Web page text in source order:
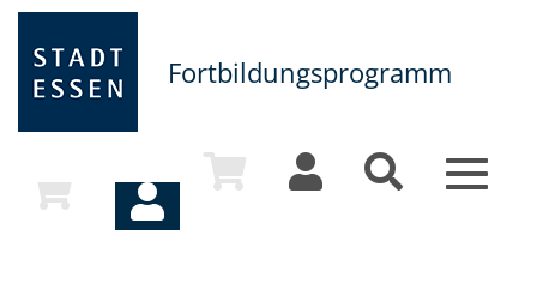
Fortbildungsprogramm
Toggle